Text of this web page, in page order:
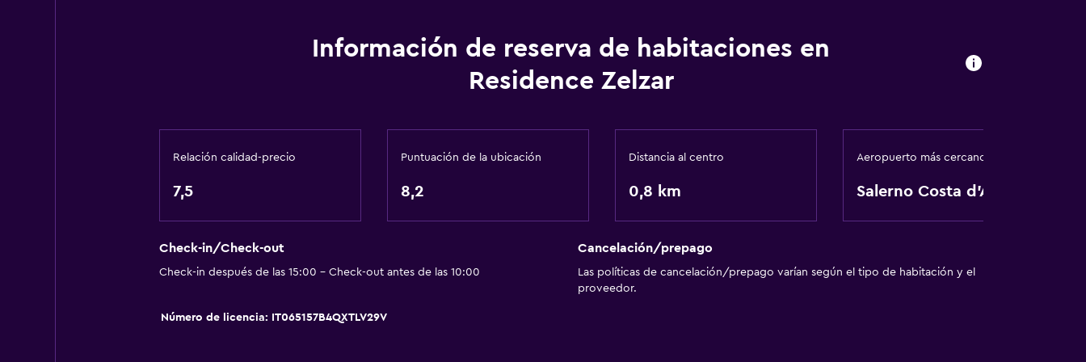
Comedor
Cocineta
Ducha
Gorro de baño
Bidé
Baño privado
Accesibilidad y adecuación
Mascotas permitidas bajo consulta (pueden aplicar cargos extra)
Aire libre
Terraza/patio
Información de reserva de habitaciones en
Residence Zelzar
Relación calidad-precio
7,5
Puntuación de la ubicación
8,2
Distancia al centro
0,8 km
Aeropuerto más cercano
Salerno Costa d'Amalfi
Check-in/Check-out
Check-in después de las 15:00 - Check-out antes de las 10:00
Cancelación/prepago
Las políticas de cancelación/prepago varían según el tipo de habitación y el
proveedor.
Número de licencia: IT065157B4QXTLV29V